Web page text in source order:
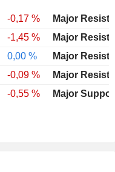
-0,17 %
-1,45 %
0,00 %
-0,09 %
-0,55 %